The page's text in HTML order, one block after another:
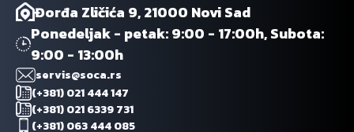
Đorđa Zličića 9, 21000 Novi Sad
Ponedeljak - petak: 9:00 - 17:00h, Subota:
9:00 - 13:00h
servis@soca.rs
(+381) 021 444 147
(+381) 021 6339 731
(+381) 063 444 085